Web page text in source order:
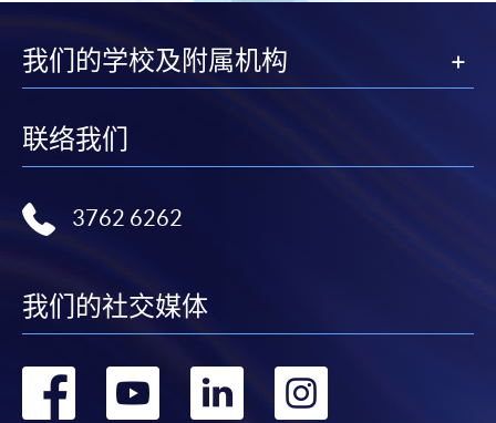
我们的学校及附属机构
联络我们
3762 6262
我们的社交媒体
转
转
转